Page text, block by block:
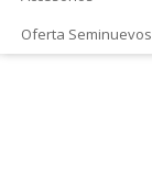
Oferta Seminuevos